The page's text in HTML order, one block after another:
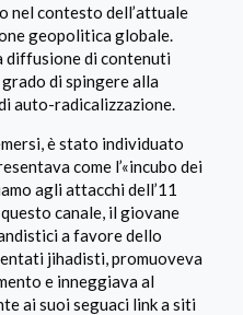
nel contesto dell’attuale
geopolitica globale.
diffusione di contenuti
di spingere alla
auto-radicalizzazione.
è stato individuato
come l’«incubo dei
agli attacchi dell’11
canale, il giovane
a favore dello
jihadisti, promuoveva
e inneggiava al
ai suoi seguaci link a siti